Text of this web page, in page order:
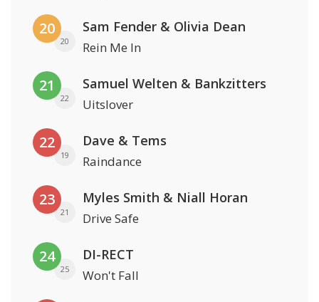
20
20
Sam Fender & Olivia Dean
Rein Me In
21
22
Samuel Welten & Bankzitters
Uitslover
22
19
Dave & Tems
Raindance
23
21
Myles Smith & Niall Horan
Drive Safe
24
25
DI-RECT
Won't Fall